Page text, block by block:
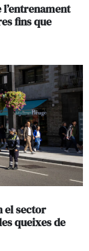
fins que
el sector
queixes de